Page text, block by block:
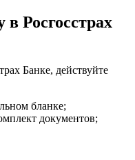
в Росгосстрах
Банке, действуйте
бланке;
документов;